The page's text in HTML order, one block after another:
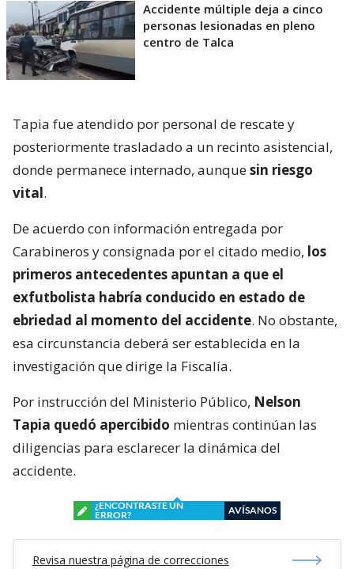
Accidente múltiple deja a cinco
personas lesionadas en pleno
centro de Talca
Tapia fue atendido por personal de rescate y
posteriormente trasladado a un recinto asistencial,
donde permanece internado, aunquesin riesgo
vital.
De acuerdo con información entregada por
Carabineros y consignada por el citado medio, los
primeros antecedentes apuntan a que el
exfutbolista habría conducido en estado de
ebriedad al momento del accidente. No obstante,
esa circunstancia deberá ser establecida en la
investigación que dirige la Fiscalía.
Por instrucción del Ministerio Público, Nelson
Tapia quedó apercibido mientras continúan las
diligencias para esclarecer la dinámica del
accidente.
¿ENCONTRASTE UN
ERROR?
AVÍSANOS
Revisa nuestra página de correcciones